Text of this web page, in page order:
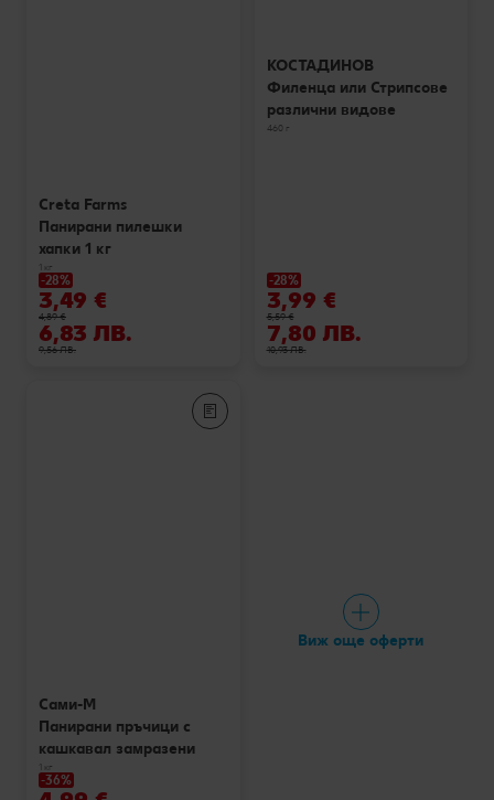
Creta Farms
Панирани пилешки
хапки 1 кг
1 кг
-28%
3,49 €
4,89 €
6,83 ЛВ.
9,56 ЛВ.
КОСТАДИНОВ
Филенца или Стрипсове
различни видове
460 г
-28%
3,99 €
5,59 €
7,80 ЛВ.
10,93 ЛВ.
Сами-М
Панирани пръчици с
кашкавал замразени
1 кг
-36%
Виж още оферти